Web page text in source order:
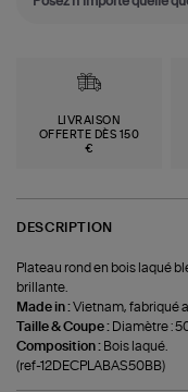
LIVRAISON
OFFERTE DÈS 150
€
DESCRIPTION
Plateau rond en bois laqué
brillante.
Made in :Vietnam, fabriqué
Taille & Coupe : Diamètre :
Composition : Bois laqué.
(ref-12DECPLABAS50BB)